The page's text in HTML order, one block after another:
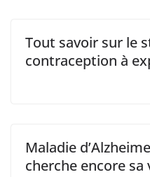
Tout savoir sur le
contraception à
Maladie
cherche encore sa